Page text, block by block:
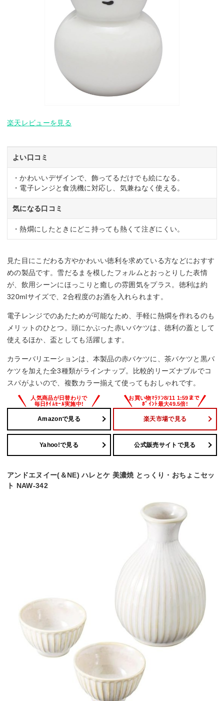
楽天レビューを見る
よい口コミ
・かわいいデザインで、飾ってるだけでも絵になる。
・電子レンジと食洗機に対応し、気兼ねなく使える。
気になる口コミ
・熱燗にしたときにどこ持っても熱くて注ぎにくい。
見た目にこだわる方やかわいい徳利を求めている方などにおすす
めの製品です。雪だるまを模したフォルムとおっとりした表情
が、飲用シーンにほっこりと癒しの雰囲気をプラス。徳利は約
320mlサイズで、2合程度のお酒を入れられます。
電子レンジでのあたためが可能なため、手軽に熱燗を作れるのも
メリットのひとつ。頭にかぶった赤いバケツは、徳利の蓋として
使えるほか、盃としても活躍します。
カラーバリエーションは、本製品の赤バケツに、茶バケツと黒バ
ケツを加えた全3種類がラインナップ。比較的リーズナブルでコ
スパがよいので、複数カラー揃えて使ってもおしゃれです。
Amazonで見る 楽天市場で見る
Yahoo!で見る 公式販売サイトで見る
アンドエヌイー(＆NE) ハレとケ 美濃焼 とっくり・おちょこセッ
ト NAW-342